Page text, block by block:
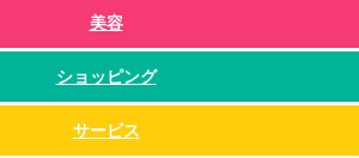
美容
ショッピング
サービス